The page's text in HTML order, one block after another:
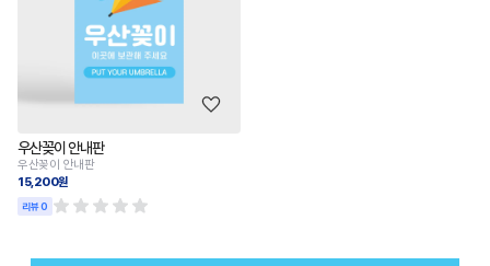
우산꽂이 안내판
우산꽂이 안내판
15,200원
리뷰 0